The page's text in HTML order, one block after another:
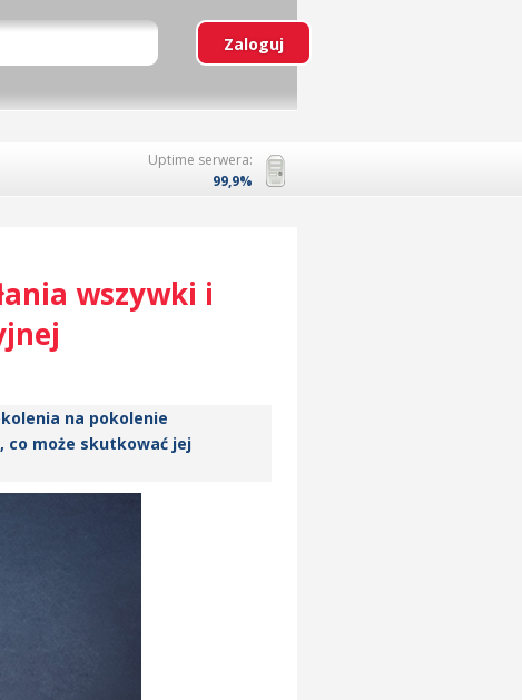
Uptime serwera:
99,9%
wszywki i
na pokolenie
co może skutkować jej